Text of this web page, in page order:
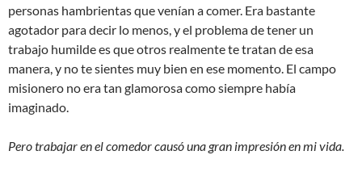
personas hambrientas que venían a comer. Era bastante
agotador para decir lo menos, y el problema de tener un
trabajo humilde es que otros realmente te tratan de esa
manera, y no te sientes muy bien en ese momento. El campo
misionero no era tan glamorosa como siempre había
imaginado.
Pero trabajar en el comedor causó una gran impresión en mi vida.